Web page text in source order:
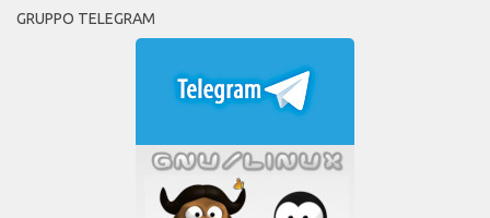
GRUPPO TELEGRAM